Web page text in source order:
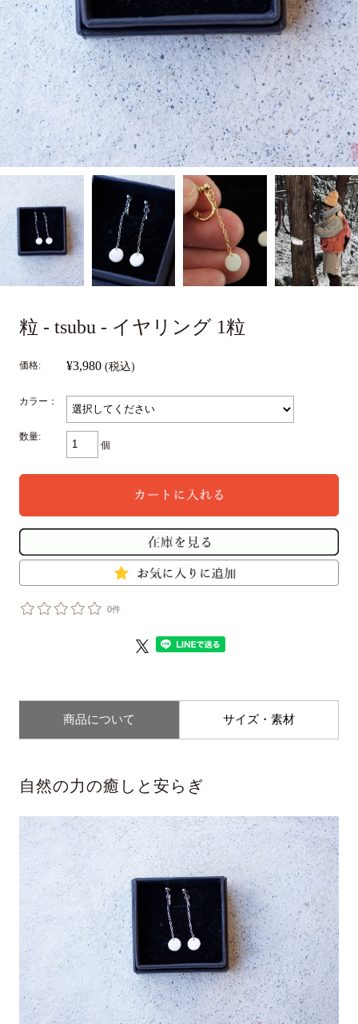
粒 - tsubu - イヤリング 1粒
価格: ¥3,980 (税込)
カラー：
数量:
個
0件
商品について サイズ・素材
自然の力の癒しと安らぎ